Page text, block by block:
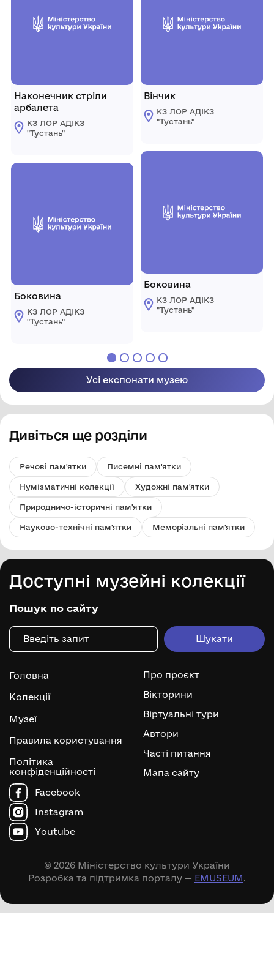
Наконечник стріли
арбалета
КЗ ЛОР АДІКЗ
"Тустань"
Боковина
КЗ ЛОР АДІКЗ
"Тустань"
Вінчик
КЗ ЛОР АДІКЗ
"Тустань"
Боковина
КЗ ЛОР АДІКЗ
"Тустань"
Усі експонати музею
Дивіться ще розділи
Речові пам'ятки Писемні пам'ятки
Нумізматичні колекції Художні пам'ятки
Природничо-історичні пам'ятки
Науково-технічні пам'ятки Меморіальні пам'ятки
Доступні музейні колекції
Пошук по сайту
Головна
Колекції
Музеї
Правила користування
Політика
конфіденційності
Про проєкт
Вікторини
Віртуальні тури
Автори
Часті питання
Мапа сайту
Facebook
Instagram
Youtube
© 2026 Міністерство культури України
Розробка та підтримка порталу — EMUSEUM.